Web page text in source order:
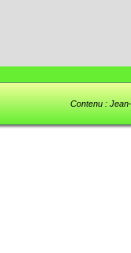
Contenu :